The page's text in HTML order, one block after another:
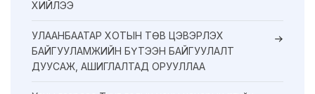
ХИЙЛЭЭ
УЛААНБААТАР ХОТЫН ТӨВ ЦЭВЭРЛЭХ
БАЙГУУЛАМЖИЙН БҮТЭЭН БАЙГУУЛАЛТ
ДУУСАЖ, АШИГЛАЛТАД ОРУУЛЛАА